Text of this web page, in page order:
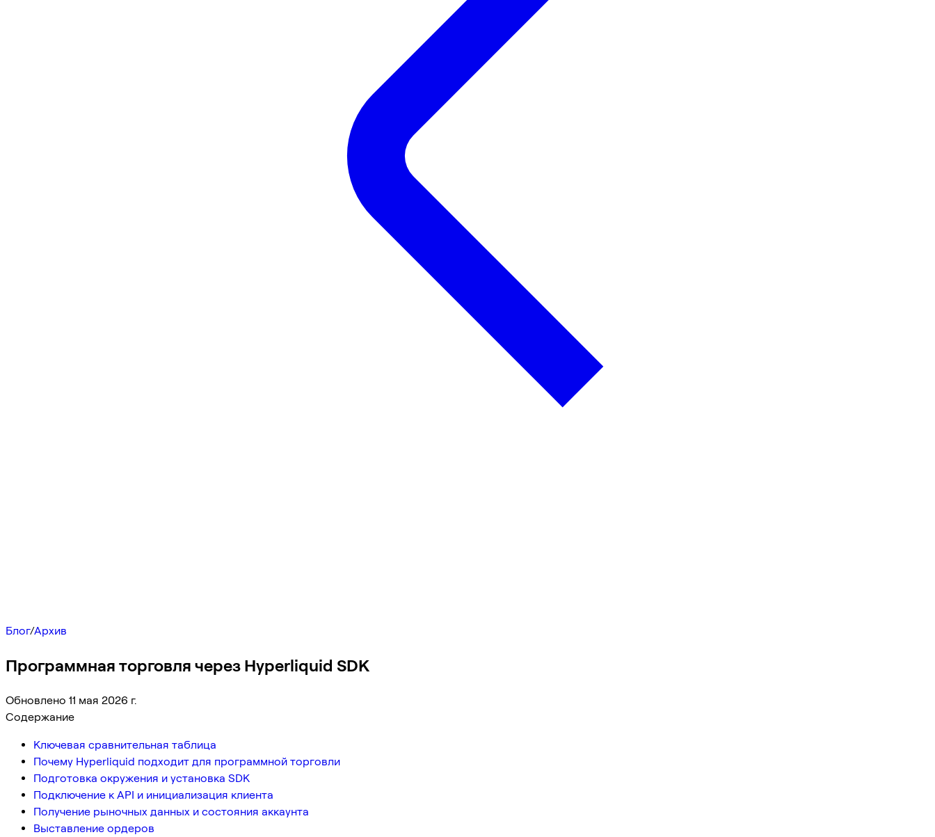
Блог/Архив
Программная торговля через Hyperliquid SDK
Обновлено 11 мая 2026 г.
Содержание
Ключевая сравнительная таблица
Почему Hyperliquid подходит для программной торговли
Подготовка окружения и установка SDK
Подключение к API и инициализация клиента
Получение рыночных данных и состояния аккаунта
Выставление ордеров